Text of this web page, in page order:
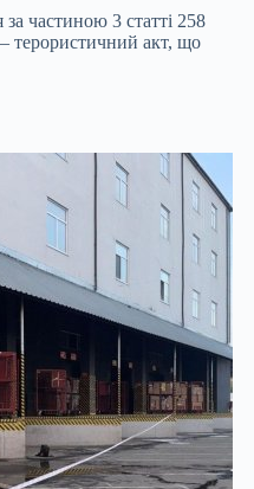
за частиною 3 статті 258
терористичний акт, що